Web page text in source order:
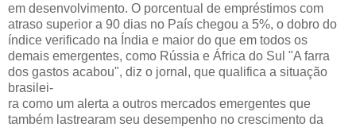
em desenvolvimento. O porcentual de empréstimos com
atraso superior a 90 dias no País chegou a 5%, o dobro do
índice verificado na Índia e maior do que em todos os
demais emergentes, como Rússia e África do Sul "A farra
dos gastos acabou", diz o jornal, que qualifica a situação
brasilei-
ra como um alerta a outros mercados emergentes que
também lastrearam seu desempenho no crescimento da